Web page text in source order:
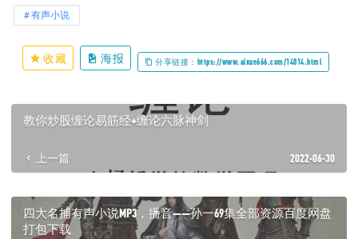
有声小说
收藏 海报 分享链接：https://www.aixue666.com/14014.html
教你炒股缠论易筋经+缠论六脉神剑
上一篇 2022-06-30
四大名捕有声小说MP3，播音——孙一69集全部资源百度网盘
打包下载